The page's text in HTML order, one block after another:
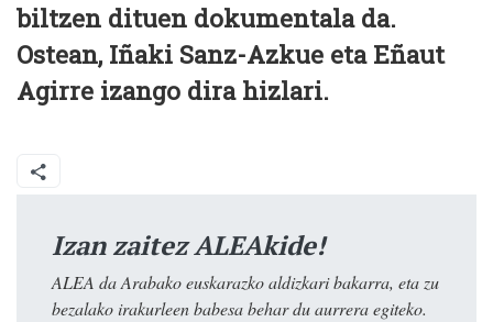
biltzen dituen dokumentala da.
Ostean, Iñaki Sanz-Azkue eta Eñaut
Agirre izango dira hizlari.
Izan zaitez ALEAkide!
ALEA da Arabako euskarazko aldizkari bakarra, eta zu
bezalako irakurleen babesa behar du aurrera egiteko.